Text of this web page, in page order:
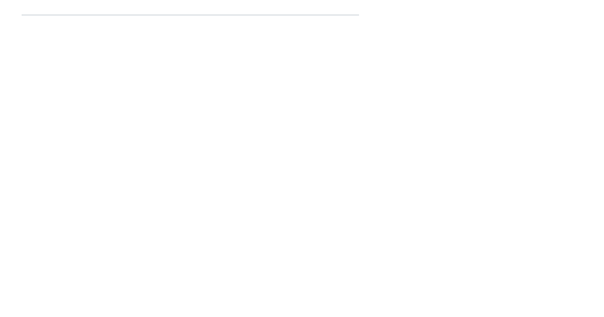
CHANEL mua lại